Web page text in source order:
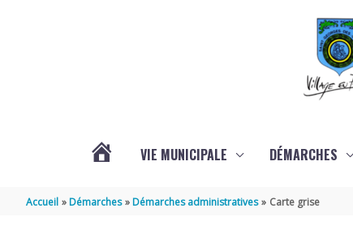
VIE MUNICIPALE DÉMARCHES
Accueil Démarches Démarches administratives Carte grise